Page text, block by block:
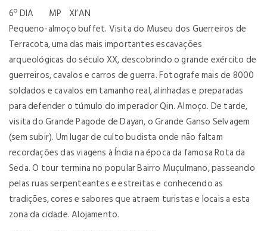
6º DIA MP XI’AN
Pequeno-almoço buffet. Visita do Museu dos Guerreiros de
Terracota, uma das mais importantes escavações
arqueológicas do século XX, descobrindo o grande exército de
guerreiros, cavalos e carros de guerra. Fotografe mais de 8000
soldados e cavalos em tamanho real, alinhadas e preparadas
para defender o túmulo do imperador Qin. Almoço. De tarde,
visita do Grande Pagode de Dayan, o Grande Ganso Selvagem
(sem subir). Um lugar de culto budista onde não faltam
recordações das viagens à Índia na época da famosa Rota da
Seda. O tour termina no popular Bairro Muçulmano, passeando
pelas ruas serpenteantes e estreitas e conhecendo as
tradições, cores e sabores que atraem turistas e locais a esta
zona da cidade. Alojamento.